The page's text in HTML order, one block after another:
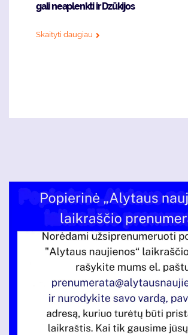
gali neaplenkti ir Dzūkijos
Skaityti daugiau